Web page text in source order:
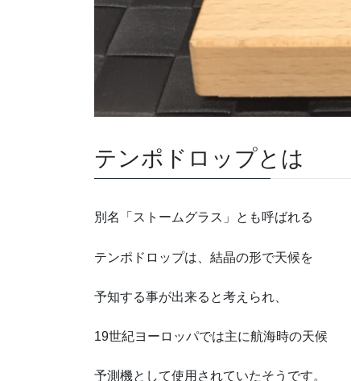
テンポドロップとは
別名「ストームグラス」とも呼ばれる
テンポドロップは、結晶の形で天候を
予知する事が出来ると考えられ、
19世紀ヨーロッパでは主に航海時の天候
予測機として使用されていたそうです。